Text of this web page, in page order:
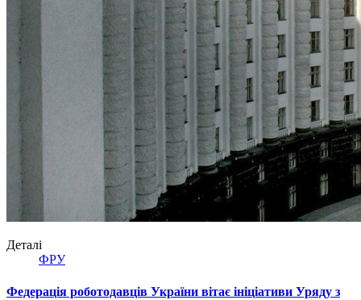
Деталі
ФРУ
Федерація роботодавців України вітає ініціативи Уряду з